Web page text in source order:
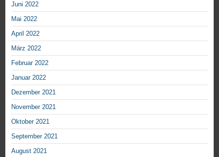
Juni 2022
Mai 2022
April 2022
März 2022
Februar 2022
Januar 2022
Dezember 2021
November 2021
Oktober 2021
September 2021
August 2021